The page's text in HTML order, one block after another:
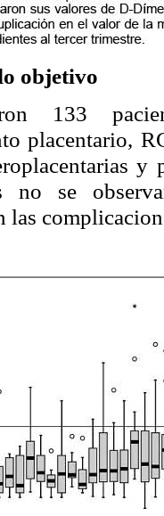
objetivo
133
placentario,
no se
las